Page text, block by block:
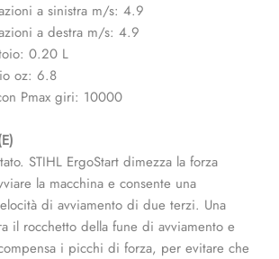
a sinistra m/s: 4.9
a destra m/s: 4.9
0.20 L
oz: 6.8
Pmax giri: 10000
STIHL ErgoStart dimezza la forza
la macchina e consente una
di avviamento di due terzi. Una
il rocchetto della fune di avviamento e
i picchi di forza, per evitare che